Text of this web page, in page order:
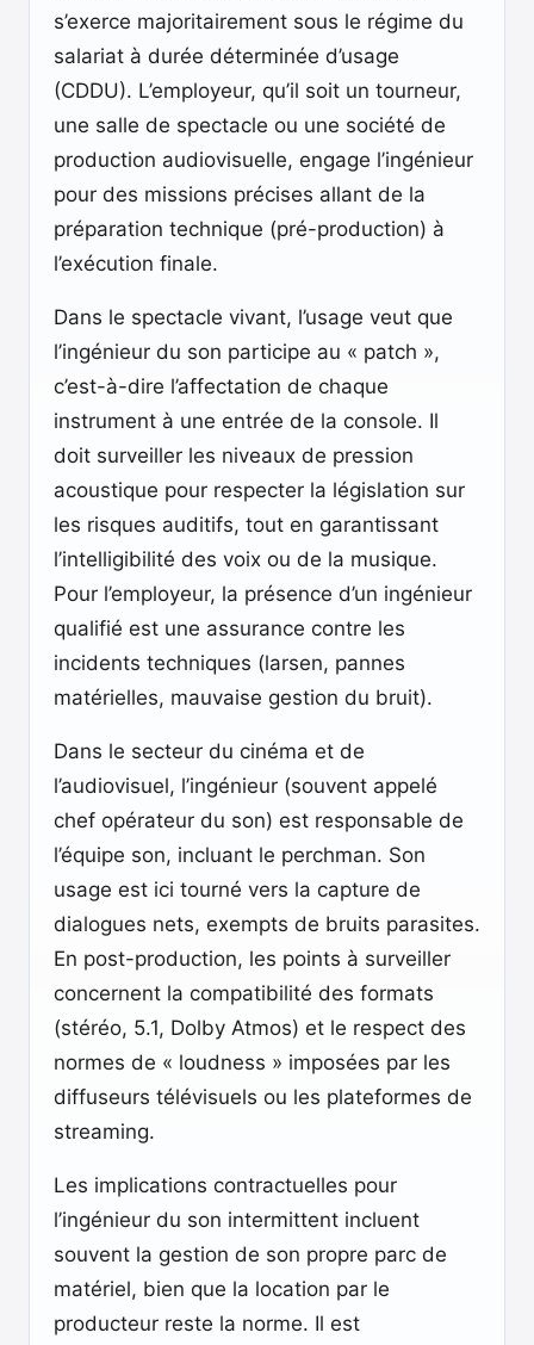
s’exerce majoritairement sous le régime du
salariat à durée déterminée d’usage
(CDDU). L’employeur, qu’il soit un tourneur,
une salle de spectacle ou une société de
production audiovisuelle, engage l’ingénieur
pour des missions précises allant de la
préparation technique (pré-production) à
l’exécution finale.
Dans le spectacle vivant, l’usage veut que
l’ingénieur du son participe au « patch »,
c’est-à-dire l’affectation de chaque
instrument à une entrée de la console. Il
doit surveiller les niveaux de pression
acoustique pour respecter la législation sur
les risques auditifs, tout en garantissant
l’intelligibilité des voix ou de la musique.
Pour l’employeur, la présence d’un ingénieur
qualifié est une assurance contre les
incidents techniques (larsen, pannes
matérielles, mauvaise gestion du bruit).
Dans le secteur du cinéma et de
l’audiovisuel, l’ingénieur (souvent appelé
chef opérateur du son) est responsable de
l’équipe son, incluant le perchman. Son
usage est ici tourné vers la capture de
dialogues nets, exempts de bruits parasites.
En post-production, les points à surveiller
concernent la compatibilité des formats
(stéréo, 5.1, Dolby Atmos) et le respect des
normes de « loudness » imposées par les
diffuseurs télévisuels ou les plateformes de
streaming.
Les implications contractuelles pour
l’ingénieur du son intermittent incluent
souvent la gestion de son propre parc de
matériel, bien que la location par le
producteur reste la norme. Il est